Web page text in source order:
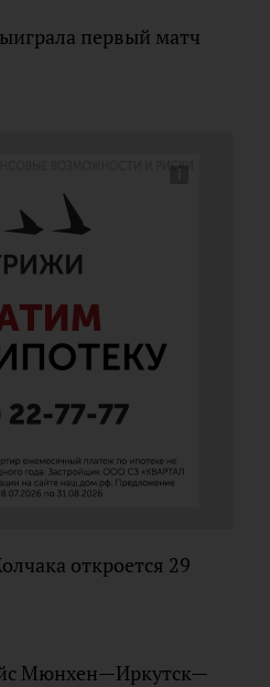
первый матч
откроется 29
Мюнхен—Иркутск—